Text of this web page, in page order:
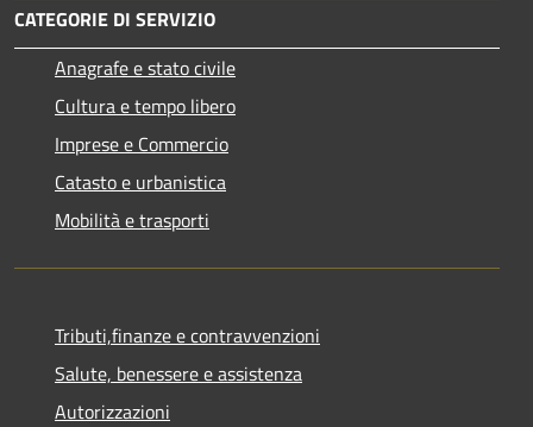
CATEGORIE DI SERVIZIO
Anagrafe e stato civile
Cultura e tempo libero
Imprese e Commercio
Catasto e urbanistica
Mobilità e trasporti
Tributi,finanze e contravvenzioni
Salute, benessere e assistenza
Autorizzazioni